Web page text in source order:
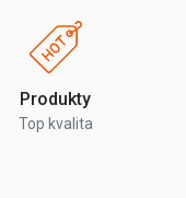
Produkty
Top kvalita